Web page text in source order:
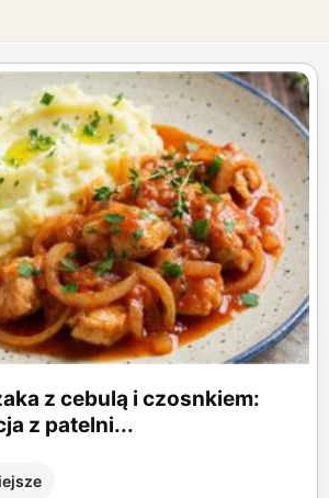
z cebulą i czosnkiem:
z patelni...